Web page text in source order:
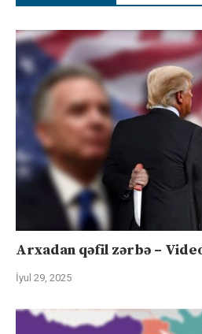
Arxadan qəfil zərbə –
İyul 29, 2025